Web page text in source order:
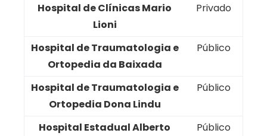
Hospital de Clínicas Mario
Lioni
Privado
Hospital de Traumatologia e
Ortopedia da Baixada
Público
Hospital de Traumatologia e
Ortopedia Dona Lindu
Público
Hospital Estadual Alberto
Público